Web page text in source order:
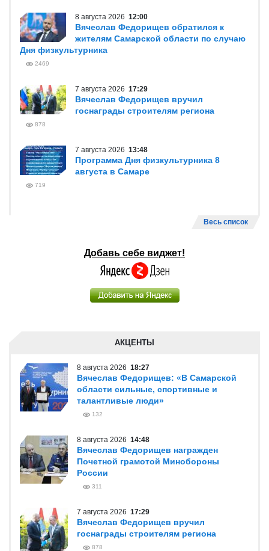
8 августа 2026 12:00
Вячеслав Федорищев обратился к
жителям Самарской области по случаю
Дня физкультурника
2469
7 августа 2026 17:29
Вячеслав Федорищев вручил
госнаграды строителям региона
878
7 августа 2026 13:48
Программа Дня физкультурника 8
августа в Самаре
719
Весь список
Добавь себе виджет!
АКЦЕНТЫ
8 августа 2026 18:27
Вячеслав Федорищев: «В Самарской
области сильные, спортивные и
талантливые люди»
132
8 августа 2026 14:48
Вячеслав Федорищев награжден
Почетной грамотой Минобороны
России
311
7 августа 2026 17:29
Вячеслав Федорищев вручил
госнаграды строителям региона
878